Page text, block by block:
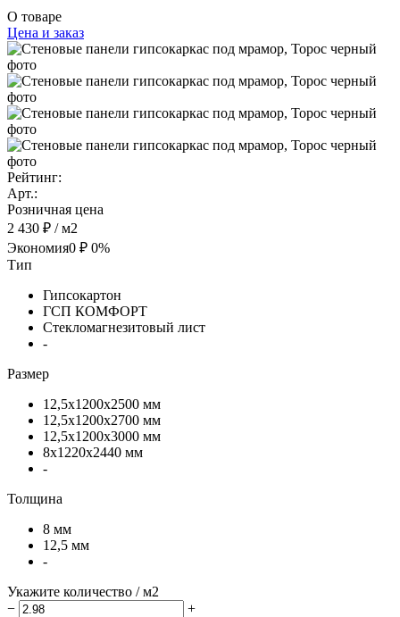
О товаре
Цена и заказ
Рейтинг:
Арт.:
Розничная цена
2 430 ₽ / м2
Экономия0 ₽ 0%
Тип
Гипсокартон
ГСП КОМФОРТ
Стекломагнезитовый лист
-
Размер
12,5х1200х2500 мм
12,5х1200х2700 мм
12,5х1200х3000 мм
8х1220х2440 мм
-
Толщина
8 мм
12,5 мм
-
Укажите количество / м2
−
+